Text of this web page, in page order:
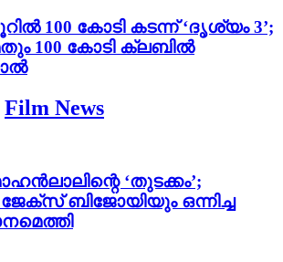
100 കോടി കടന്ന് ‘ദൃശ്യം 3’;
100 കോടി ക്ലബിൽ
Film News
‘തുടക്കം’;
ബിജോയിയും ഒന്നിച്ച